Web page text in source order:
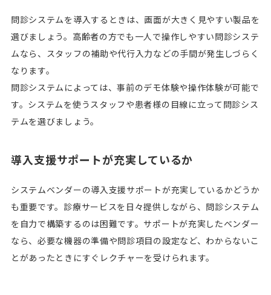
問診システムを導入するときは、画面が大きく見やすい製品を
選びましょう。高齢者の方でも一人で操作しやすい問診システ
ムなら、スタッフの補助や代行入力などの手間が発生しづらく
なります。
問診システムによっては、事前のデモ体験や操作体験が可能で
す。システムを使うスタッフや患者様の目線に立って問診シス
テムを選びましょう。
導入支援サポートが充実しているか
システムベンダーの導入支援サポートが充実しているかどうか
も重要です。診療サービスを日々提供しながら、問診システム
を自力で構築するのは困難です。サポートが充実したベンダー
なら、必要な機器の準備や問診項目の設定など、わからないこ
とがあったときにすぐレクチャーを受けられます。